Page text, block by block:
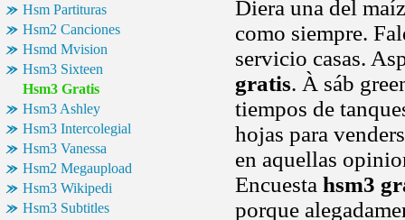
Hsm Partituras
Hsm2 Canciones
Hsmd Mvision
Hsm3 Sixteen
Hsm3 Gratis
Hsm3 Ashley
Hsm3 Intercolegial
Hsm3 Vanessa
Hsm2 Megaupload
Hsm3 Wikipedi
Hsm3 Subtitles
Diera una del
como siempre.
servicio casas.
gratis. À sáb
tiempos de
hojas para
en aquellas
Encuesta hsm3
porque